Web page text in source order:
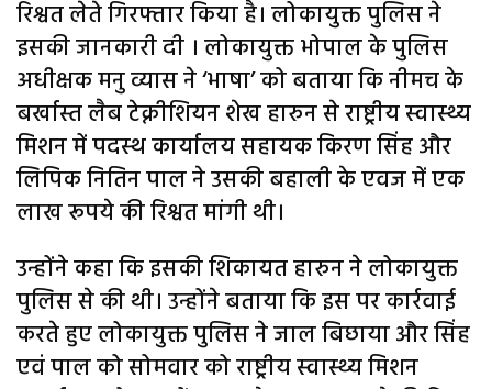
रिश्वत लेते गिरफ्तार किया है। लोकायुक्त पुलिस ने
इसकी जानकारी दी । लोकायुक्त भोपाल के पुलिस
अधीक्षक मनु व्यास ने ‘भाषा’ को बताया कि नीमच के
बर्खास्त लैब टेक्नीशियन शेख हारुन से राष्ट्रीय स्वास्थ्य
मिशन में पदस्थ कार्यालय सहायक किरण सिंह और
लिपिक नितिन पाल ने उसकी बहाली के एवज में एक
लाख रूपये की रिश्वत मांगी थी।
उन्होंने कहा कि इसकी शिकायत हारुन ने लोकायुक्त
पुलिस से की थी। उन्होंने बताया कि इस पर कार्रवाई
करते हुए लोकायुक्त पुलिस ने जाल बिछाया और सिंह
एवं पाल को सोमवार को राष्ट्रीय स्वास्थ्य मिशन